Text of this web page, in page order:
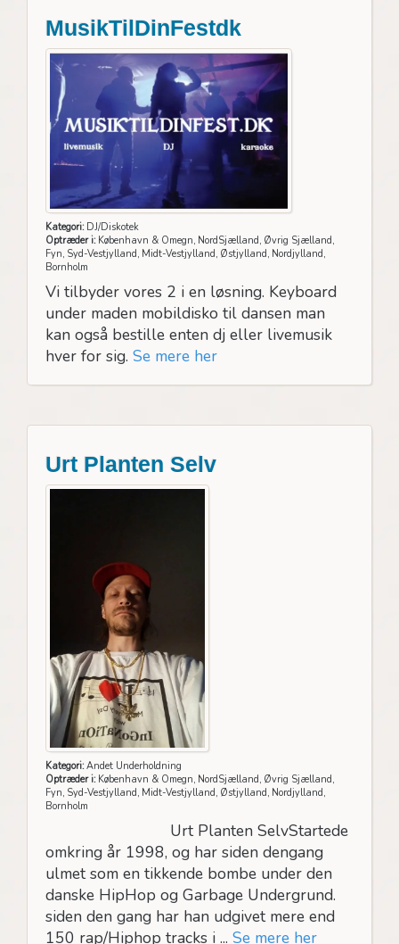
MusikTilDinFestdk
Kategori:DJ/Diskotek
Optræder i:København & Omegn, NordSjælland, Øvrig Sjælland,
Fyn, Syd-Vestjylland, Midt-Vestjylland, Østjylland, Nordjylland,
Bornholm
Vi tilbyder vores 2 i en løsning. Keyboard
under maden mobildisko til dansen man
kan også bestille enten dj eller livemusik
hver for sig. Se mere her
Urt Planten Selv
Kategori:Andet Underholdning
Optræder i:København & Omegn, NordSjælland, Øvrig Sjælland,
Fyn, Syd-Vestjylland, Midt-Vestjylland, Østjylland, Nordjylland,
Bornholm
Urt Planten SelvStartede
omkring år 1998, og har siden dengang
ulmet som en tikkende bombe under den
danske HipHop og Garbage Undergrund.
siden den gang har han udgivet mere end
150 rap/Hiphop tracks i ... Se mere her